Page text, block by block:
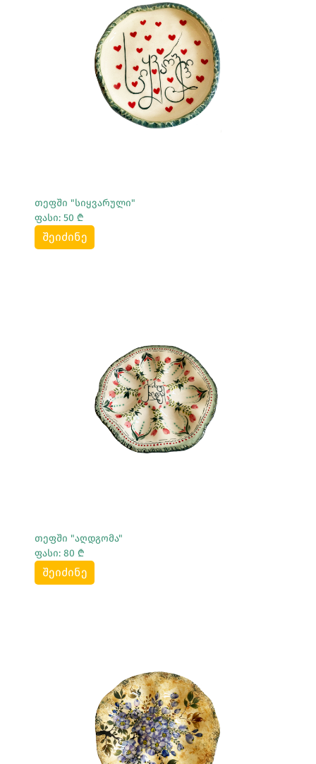
Სრულად Ნახვა
თეფში "სიყვარული"
ფასი: 50 ₾
შეიძინე
Სრულად Ნახვა
თეფში "აღდგომა"
ფასი: 80 ₾
შეიძინე
Სრულად Ნახვა